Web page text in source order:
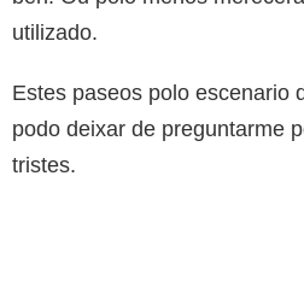
utilizado.
Estes paseos polo escenario
podo deixar de preguntarme
tristes.